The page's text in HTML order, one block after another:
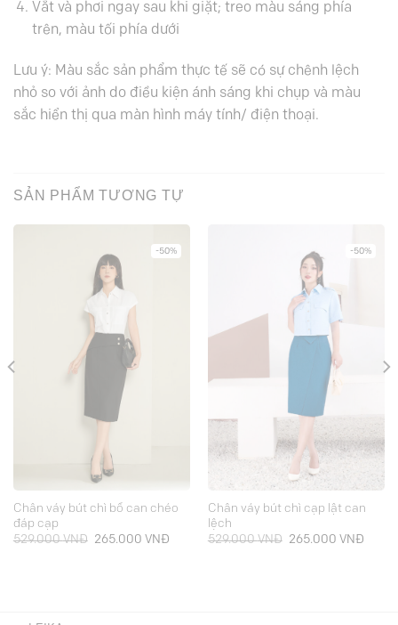
Vắt và phơi ngay sau khi giặt; treo màu sáng phía
trên, màu tối phía dưới
Lưu ý: Màu sắc sản phẩm thực tế sẽ có sự chênh lệch
nhỏ so với ảnh do điều kiện ánh sáng khi chụp và màu
sắc hiển thị qua màn hình máy tính/ điện thoại.
SẢN PHẨM TƯƠNG TỰ
-50%
Chân váy bút chì bổ can chéo
đáp cạp
529.000VNĐ
Giá
265.000 VNĐGiá
-50%
Chân váy bút chì cạp lật can
lệch
529.000VNĐ
Giá
265.000 VNĐGiá